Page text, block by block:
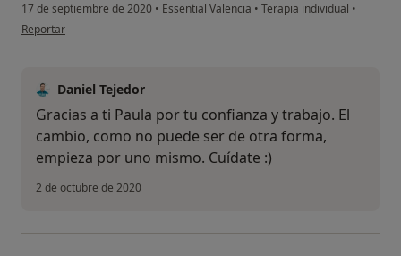
17 de septiembre de 2020 • Essential Valencia • Terapia individual •
en opinión del usuario Paula Abalo Frieiro
Reportar
Daniel Tejedor
Gracias a ti Paula por tu confianza y trabajo. El
cambio, como no puede ser de otra forma,
empieza por uno mismo. Cuídate :)
2 de octubre de 2020